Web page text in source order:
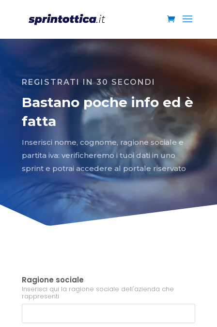
REGISTRATI IN 30 SECONDI
Bastano poche info ed è
fatta
Inserisci nome, cognome, ragione sociale e
partita iva: verificheremo i tuoi dati in uno
sprint e potrai accedere al portale riservato
Ragione sociale
Inserisci qui la ragione sociale dell'azienda che
rappresenti